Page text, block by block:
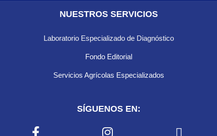
NUESTROS SERVICIOS
Laboratorio Especializado de Diagnóstico
Fondo Editorial
Servicios Agrícolas Especializados
SÍGUENOS EN: